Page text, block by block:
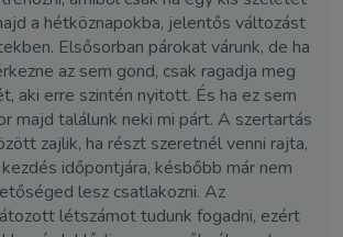
a hétköznapokba, jelentős változást
Elsősorban párokat várunk, de ha
az sem gond, csak ragadja meg
aki erre szintén nyitott. És ha ez sem
majd találunk neki mi párt. A szertartás
zajlik, ha részt szeretnél venni rajta,
időpontjára, késbőbb már nem
lesz csatlakozni. Az
létszámot tudunk fogadni, ezért